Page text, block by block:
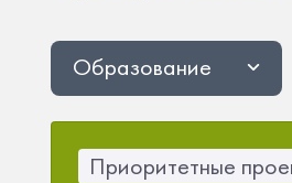
Образование
Приоритетные